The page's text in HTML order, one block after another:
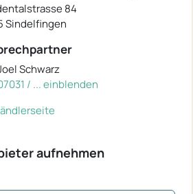
84
Sindelfingen
Schwarz
/ ... einblenden
aufnehmen